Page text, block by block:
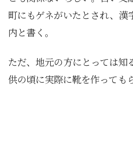
町にもゲネがいたとされ、漢
内と書く。
ただ、地元の方にとっては知
供の頃に実際に靴を作っても